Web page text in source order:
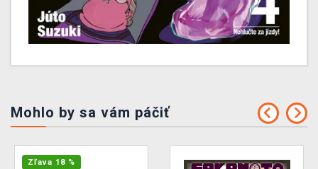
Mohlo by sa vám páčiť
Zľava 18 %